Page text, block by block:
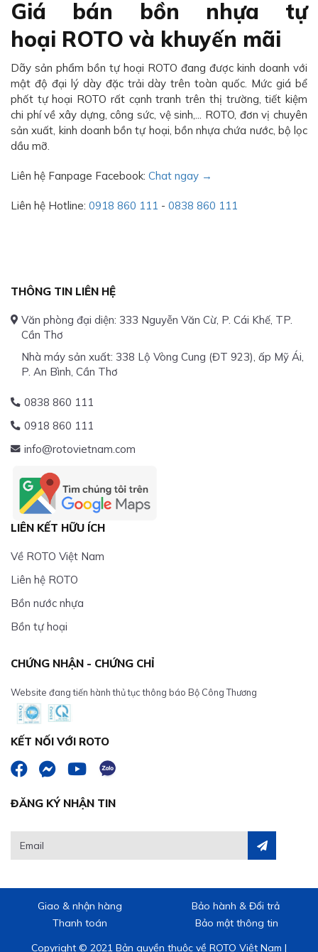
Giá bán bồn nhựa tự
hoại ROTO và khuyến mãi
Dãy sản phẩm bồn tự hoại ROTO đang được kinh doanh với
mật độ đại lý dày đặc trải dày trên toàn quốc. Mức giá bể
phốt tự hoại ROTO rất cạnh tranh trên thị trường, tiết kiệm
chi phí về xây dựng, công sức, vệ sinh,... ROTO, đơn vị chuyên
sản xuất, kinh doanh bồn tự hoại, bồn nhựa chứa nước, bộ lọc
dầu mỡ.
Liên hệ Fanpage Facebook: Chat ngay →
Liên hệ Hotline: 0918 860 111 - 0838 860 111
THÔNG TIN LIÊN HỆ
Văn phòng đại diện: 333 Nguyễn Văn Cừ, P. Cái Khế, TP.
Cần Thơ
Nhà máy sản xuất: 338 Lộ Vòng Cung (ĐT 923), ấp Mỹ Ái,
P. An Bình, Cần Thơ
0838 860 111
0918 860 111
info@rotovietnam.com
LIÊN KẾT HỮU ÍCH
Về ROTO Việt Nam
Liên hệ ROTO
Bồn nước nhựa
Bồn tự hoại
CHỨNG NHẬN - CHỨNG CHỈ
Website đang tiến hành thủ tục thông báo Bộ Công Thương
KẾT NỐI VỚI ROTO
ĐĂNG KÝ NHẬN TIN
Giao & nhận hàng
Bảo hành & Đổi trả
Thanh toán
Bảo mật thông tin
Copyright © 2021 Bản quyền thuộc về ROTO Việt Nam |